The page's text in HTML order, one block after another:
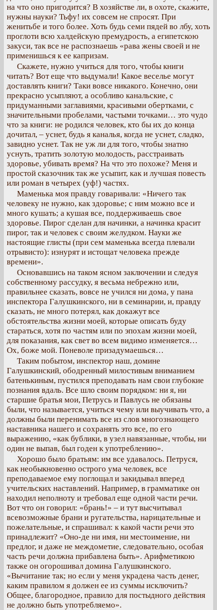
на что оно пригодится? В хозяйстве ли, в охоте, скажите,
нужны науки? Тьфу! их совсем не спросят. При
женитьбе и того более. Хоть будь семи пядей во лбу, хоть
проглоти всю халдейскую премудрость, а египетскою
закуси, так все не распознаешь «рава жены своей и не
применишься к ее капризам.
Скажете, нужно учиться для того, чтобы книги
читать? Вот еще что выдумали! Какое веселье могут
доставлять книги? Таки вовсе никакого. Конечно, они
прекрасно усыпляют, а особливо канальские, с
придуманными заглавиями, красивыми обертками, с
значительными пробелами, частыми точками… это чудо
что за книги: не родился человек, кто бы их до конца
дочитал, – уснет, будь я каналья, когда не уснет, сладко,
завидно уснет. Так не уж ли для того, чтобы знатно
уснуть, тратить золотую молодость, расстраивать
здоровье, убивать время? На что это похоже? Меня и
простой сказочник так же усыпит, как и лучшая повесть
или роман в четырех (уф!) частях.
Маменька моя правду говаривали: «Ничего так
человеку не нужно, как здоровье; с ним можно все и
много кушать; а кушая все, поддерживаешь свое
здоровье. Пирог сделан для начинки, а начинка красит
пирог, так и человек с своим желудком. Науки же
настоящие глисты (при сем маменька всегда плевали
отрывисто): изнурят и истощат человека прежде
времени».
Основавшись на таком ясном заключении и следуя
собственному рассудку, я весьма небрежно или,
правильнее сказать, вовсе не учился ни дома, у пана
инспектора Галушкинского, ни в семинарии, и, правду
сказать, не много потерял, как докажут все
обстоятельства жизни моей, которые описать буду
стараться, хотя по частям или по эпохам жизни моей,
для показания, как свет во всем видимо изменяется…
Ох, боже мой. Поневоле призадумаешься…
Таким побытом, инспектор наш, домине
Галушкинский, ободренный милостивым вниманием
батенькиным, пустился преподавать нам свои глубокие
познания вдаль. Все шло своим порядком: ни я, ни
старшие братья мои, Петрусь и Павлусь не обязаны
были, что называется, учиться чему или выучивать что, а
должны были перенимать все из слов многознающего
наставника нашего и сохранять это все, по его
выражению, «как бублики, в узел навязанные, чтобы, ни
один не выпав, был годен к употреблению».
Хорошо было братьям: им все удавалось. Петруся,
как необыкновенно острого ума человек, все
преподаваемое ему поглощал и закидывал вперед
учительских наставлений. Например, в грамматике он
находил неполноту и требовал еще одной части речи.
Вот что он говорил: «брань!» – и тут высчитывал
всевозможные брани и ругательства, нарицательные и
пожелательные, и спрашивал: к какой части речи это
принадлежит? «Оно-де ни имя, ни местоимение, ни
предлог, и даже не междометие, следовательно, особая
часть речи должна прибавлена быть». Арифметикою
также он огорошивал домина Галушкинского.
«Вычитание так; но если у меня украдена часть денег,
каким правилом я должен ее из суммы исключить?
Общее, благородное, правило для постыдного действия
не должно быть употребляемо».